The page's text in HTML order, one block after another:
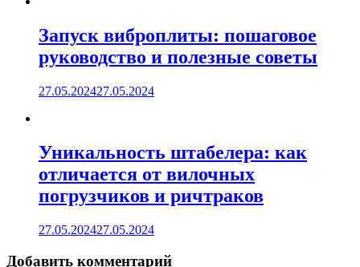
Запуск виброплиты: пошаговое
руководство и полезные советы
27.05.202427.05.2024
Уникальность штабелера: как
отличается от вилочных
погрузчиков и ричтраков
27.05.202427.05.2024
Добавить комментарий